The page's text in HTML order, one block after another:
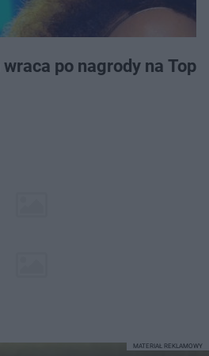
po nagrody na Top
MATERIAŁ REKLAMOWY